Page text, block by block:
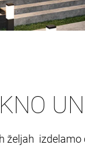
željah izdelamo